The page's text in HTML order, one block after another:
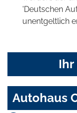
'Deutschen
unentgeltlich
Ihr
Autohaus